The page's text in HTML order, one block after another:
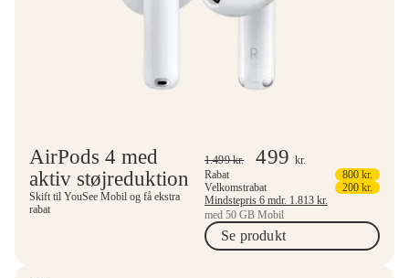
AirPods 4 med
aktiv støjreduktion
Skift til YouSee Mobil og få ekstra
rabat
1.499kr. 499 kr.
Rabat
800 kr.
Velkomstrabat
200 kr.
Mindstepris 6 mdr. 1.813 kr.
med 50 GB Mobil
Se produkt